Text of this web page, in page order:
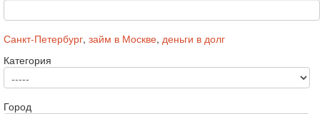
Санкт-Петербург, займ в Москве, деньги в долг
Категория
Город